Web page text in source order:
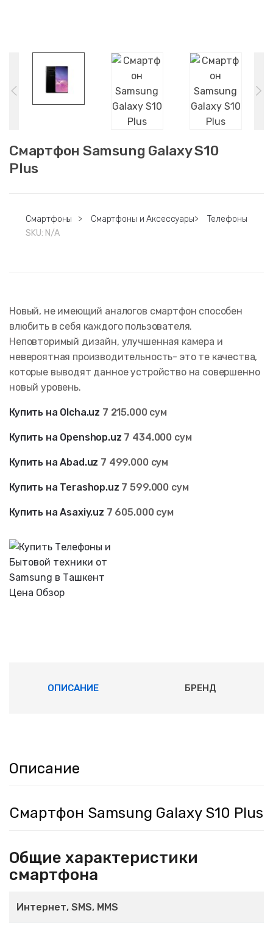
Смартфон Samsung Galaxy S10
Plus
Смартфоны > Смартфоны и Аксессуары>
Телефоны
SKU: N/A
Новый, не имеющий аналогов смартфон способен
влюбить в себя каждого пользователя.
Неповторимый дизайн, улучшенная камера и
невероятная производительность- это те качества,
которые выводят данное устройство на совершенно
новый уровень.
Купить на Olcha.uz 7 215.000 сум
Купить на Openshop.uz 7 434.000 сум
Купить на Abad.uz 7 499.000 сум
Купить на Terashop.uz 7 599.000 сум
Купить на Asaxiy.uz 7 605.000 сум
ОПИСАНИЕ БРЕНД
Описание
Смартфон Samsung Galaxy S10 Plus
Общие характеристики
смартфона
Интернет, SMS, MMS